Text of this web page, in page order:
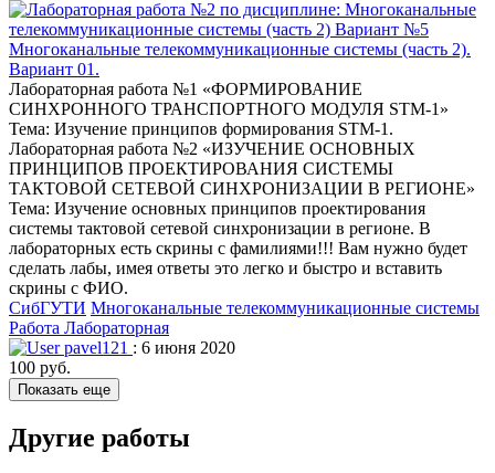
Многоканальные телекоммуникационные системы (часть 2).
Вариант 01.
Лабораторная работа №1 «ФОРМИРОВАНИЕ
СИНХРОННОГО ТРАНСПОРТНОГО МОДУЛЯ STM-1»
Тема: Изучение принципов формирования STM-1.
Лабораторная работа №2 «ИЗУЧЕНИЕ ОСНОВНЫХ
ПРИНЦИПОВ ПРОЕКТИРОВАНИЯ СИСТЕМЫ
ТАКТОВОЙ СЕТЕВОЙ СИНХРОНИЗАЦИИ В РЕГИОНЕ»
Тема: Изучение основных принципов проектирования
системы тактовой сетевой синхронизации в регионе. В
лабораторных есть скрины с фамилиями!!! Вам нужно будет
сделать лабы, имея ответы это легко и быстро и вставить
скрины с ФИО.
СибГУТИ Многоканальные телекоммуникационные системы
Работа Лабораторная
pavel121 : 6 июня 2020
100 руб.
Показать еще
Другие работы